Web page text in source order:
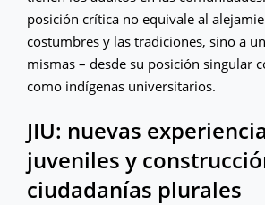
posición crítica no equivale al
costumbres y las tradiciones, sino a
mismas – desde su posición singular
como indígenas universitarios.
JIU: nuevas
juveniles y
ciudadanías plurales